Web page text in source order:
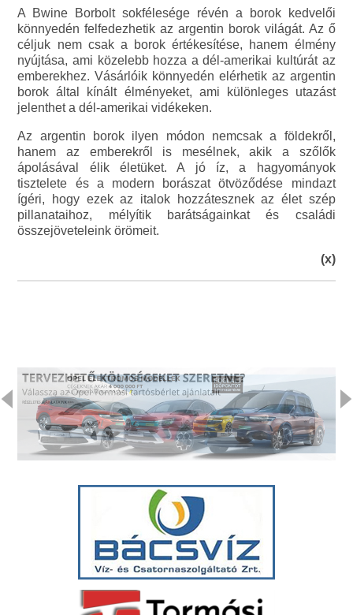
A Bwine Borbolt sokfélesége révén a borok kedvelői
könnyedén felfedezhetik az argentin borok világát. Az ő
céljuk nem csak a borok értékesítése, hanem élmény
nyújtása, ami közelebb hozza a dél-amerikai kultúrát az
emberekhez. Vásárlóik könnyedén elérhetik az argentin
borok által kínált élményeket, ami különleges utazást
jelenthet a dél-amerikai vidékeken.
Az argentin borok ilyen módon nemcsak a földekről,
hanem az emberekről is mesélnek, akik a szőlők
ápolásával élik életüket. A jó íz, a hagyományok
tisztelete és a modern borászat ötvöződése mindazt
ígéri, hogy ezek az italok hozzátesznek az élet szép
pillanataihoz, mélyítik barátságainkat és családi
összejöveteleink örömeit.
(x)